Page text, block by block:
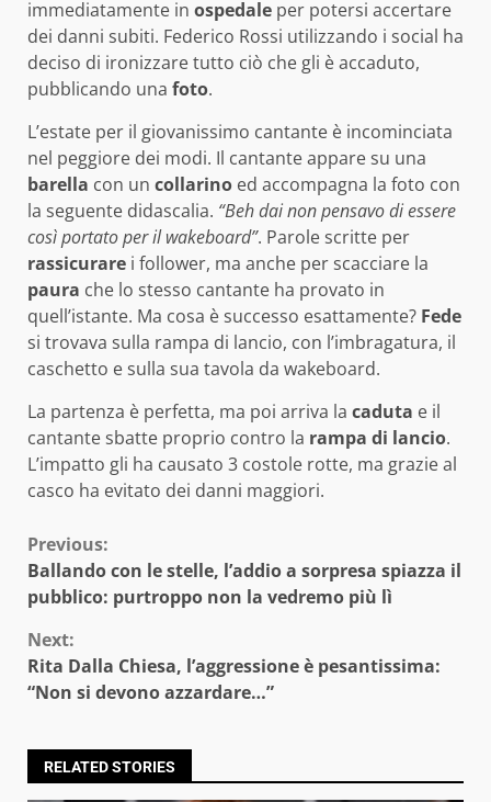
immediatamente in ospedale per potersi accertare
dei danni subiti. Federico Rossi utilizzando i social ha
deciso di ironizzare tutto ciò che gli è accaduto,
pubblicando una foto.
L’estate per il giovanissimo cantante è incominciata
nel peggiore dei modi. Il cantante appare su una
barella con un collarino ed accompagna la foto con
la seguente didascalia. “Beh dai non pensavo di essere
così portato per il wakeboard”. Parole scritte per
rassicurare i follower, ma anche per scacciare la
paura che lo stesso cantante ha provato in
quell’istante. Ma cosa è successo esattamente? Fede
si trovava sulla rampa di lancio, con l’imbragatura, il
caschetto e sulla sua tavola da wakeboard.
La partenza è perfetta, ma poi arriva la caduta e il
cantante sbatte proprio contro la rampa di lancio.
L’impatto gli ha causato 3 costole rotte, ma grazie al
casco ha evitato dei danni maggiori.
Continue
Reading
Previous:
Ballando con le stelle, l’addio a sorpresa spiazza il
pubblico: purtroppo non la vedremo più lì
Next:
Rita Dalla Chiesa, l’aggressione è pesantissima:
“Non si devono azzardare…”
RELATED STORIES